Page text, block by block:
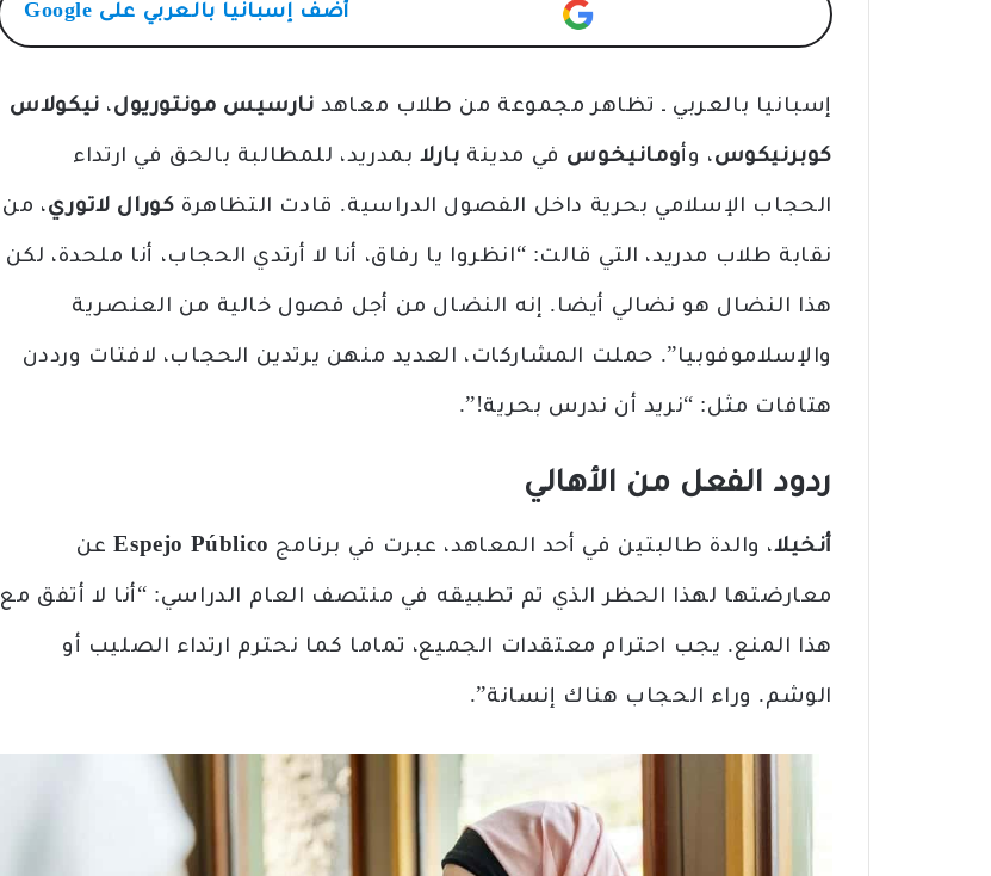
أضف إسبانيا بالعربي على Google
إسبانيا بالعربي ـ تظاهر مجموعة من طلاب معاهد نارسيس مونتوريول، نيكولاس
كوبرنيكوس، وأومانيخوس في مدينة بارلا بمدريد، للمطالبة بالحق في ارتداء
الحجاب الإسلامي بحرية داخل الفصول الدراسية. قادت التظاهرة كورال لاتوري، من
نقابة طلاب مدريد، التي قالت: “انظروا يا رفاق، أنا لا أرتدي الحجاب، أنا ملحدة، لكن
هذا النضال هو نضالي أيضا. إنه النضال من أجل فصول خالية من العنصرية
والإسلاموفوبيا”. حملت المشاركات، العديد منهن يرتدين الحجاب، لافتات ورددن
هتافات مثل: “نريد أن ندرس بحرية!”.
ردود الفعل من الأهالي
أنخيلا، والدة طالبتين في أحد المعاهد، عبرت في برنامج Espejo Públicoعن
معارضتها لهذا الحظر الذي تم تطبيقه في منتصف العام الدراسي: “أنا لا أتفق مع
هذا المنع. يجب احترام معتقدات الجميع، تماما كما نحترم ارتداء الصليب أو
الوشم. وراء الحجاب هناك إنسانة”.